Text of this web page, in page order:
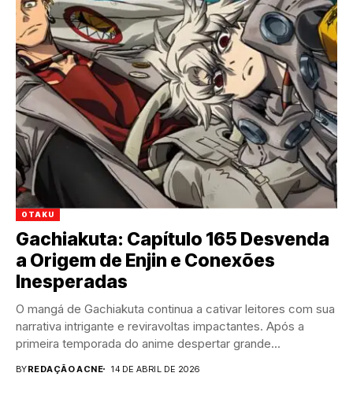
OTAKU
Gachiakuta: Capítulo 165 Desvenda
a Origem de Enjin e Conexões
Inesperadas
O mangá de Gachiakuta continua a cativar leitores com sua
narrativa intrigante e reviravoltas impactantes. Após a
primeira temporada do anime despertar grande...
BYREDAÇÃO ACNE 14 DE ABRIL DE 2026